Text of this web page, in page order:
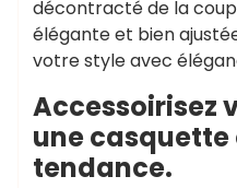
décontracté de la
élégante et bien
votre style avec
Accessoirisez
une casquette
tendance.